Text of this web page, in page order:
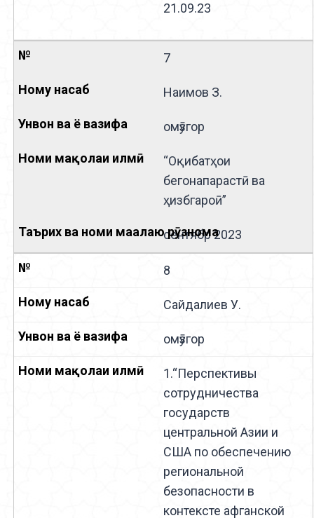
21.09.23
7
Наимов З.
омӯзгор
“Оқибатҳои
бегонапарастӣ ва
ҳизбгароӣ”
сентябр 2023
8
Сайдалиев У.
омӯзгор
1.“Перспективы
сотрудничества
государств
центральной Азии и
США по обеспечению
региональной
безопасности в
контексте афганской